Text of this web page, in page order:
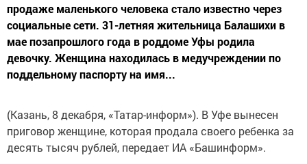
продаже маленького человека стало известно через
социальные сети. 31-летняя жительница Балашихи в
мае позапрошлого года в роддоме Уфы родила
девочку. Женщина находилась в медучреждении по
поддельному паспорту на имя...
(Казань, 8 декабря, «Татар-информ»). В Уфе вынесен
приговор женщине, которая продала своего ребенка за
десять тысяч рублей, передает ИА «Башинформ».